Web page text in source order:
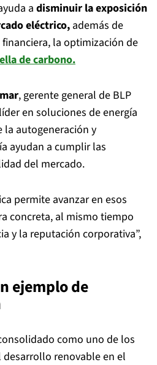
a disminuir la exposición
eléctrico, además de
la optimización de
de carbono.
, gerente general de BLP
en soluciones de energía
la autogeneración y
ayudan a cumplir las
del mercado.
permite avanzar en esos
concreta, al mismo tiempo
y la reputación corporativa”,
ejemplo de
como uno de los
renovable en el